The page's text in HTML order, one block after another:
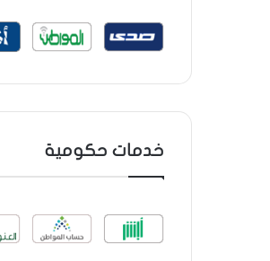
خدمات حكومية